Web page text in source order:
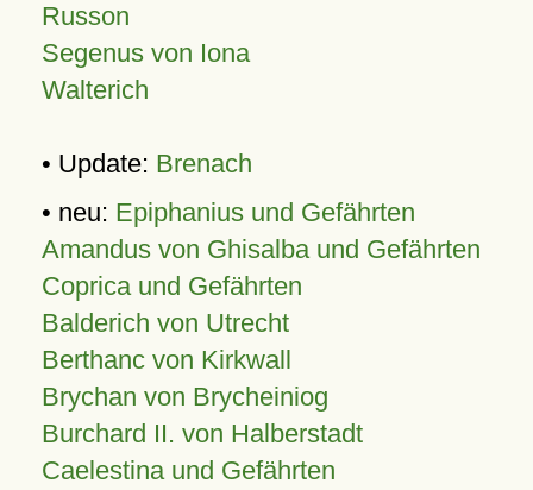
Russon
Segenus von Iona
Walterich
• Update: Brenach
• neu: Epiphanius und Gefährten
Amandus von Ghisalba und Gefährten
Coprica und Gefährten
Balderich von Utrecht
Berthanc von Kirkwall
Brychan von Brycheiniog
Burchard II. von Halberstadt
Caelestina und Gefährten